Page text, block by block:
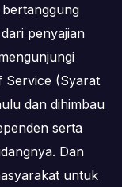
penyajian
Service (Syarat
dan dihimbau
serta
Dan
untuk